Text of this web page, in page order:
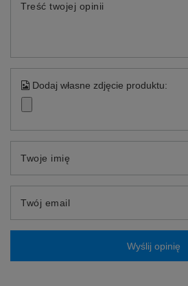
Treść twojej opinii
Dodaj własne zdjęcie produktu:
Twoje imię
Twój email
Wyślij opinię